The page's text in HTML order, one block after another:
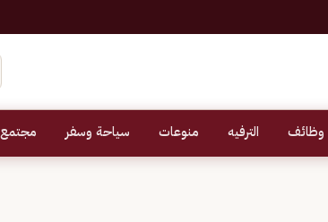
وظائف الترفيه منوعات سياحة وسفر مجتمع